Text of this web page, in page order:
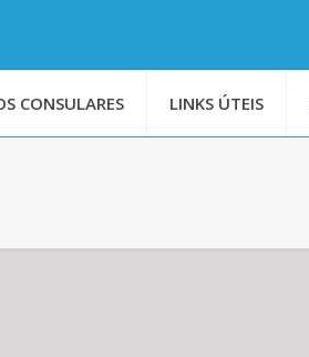
CONSULARES LINKS ÚTEIS